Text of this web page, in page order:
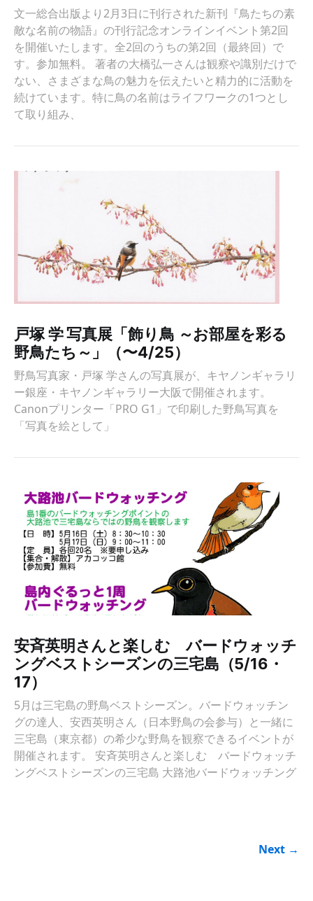
文一総合出版より2月3日に刊行された新刊『鳥たちの素
敵な名前の物語』の刊行記念オンラインイベント第2回
を開催いたします。全2回のうちの第2回（最終回）で
す。参加無料。 著者の大橋弘一さんは観察や識別だけで
ない、さまざまな鳥の魅力を伝えたいと精力的に活動を
続けています。特に鳥の名前はライフワークの1つとし
て取り組み、
戸塚 学 写真展「飾り鳥 ～お部屋を彩る
野鳥たち～」（〜4/25）
野鳥写真家・戸塚 学さんの写真展が、キヤノンギャラリ
ー銀座・キヤノンギャラリー大阪で開催されます。
Canonプリンター「PRO G1」で印刷した野鳥写真を
「写真を絵として」
安斉英明さんと楽しむ バードウォッチ
ングベストシーズンの三宅島（5/16・
17）
5月は三宅島の野鳥ベストシーズン。バードウォッチン
グの達人、安西英明さん（日本野鳥の会参与）と一緒に
三宅島（東京都）の希少な野鳥を観察できるイベントが
開催されます。 安斉英明さんと楽しむ バードウォッチ
ングベストシーズンの三宅島 大路池バードウォッチング
Next →